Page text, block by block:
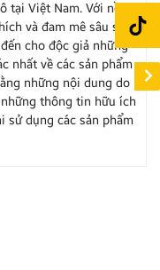
Việt Nam. Với nền
và đam mê sâu sắc
cho độc giả những
nhất về các sản phẩm
những nội dung do
thông tin hữu ích
sử dụng các sản phẩm